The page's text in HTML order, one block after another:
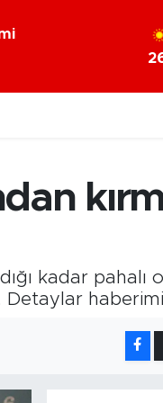
kadar pahalı
Detaylar